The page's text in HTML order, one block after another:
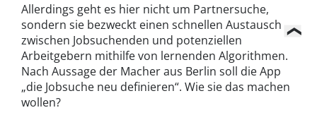
Allerdings geht es hier nicht um Partnersuche,
sondern sie bezweckt einen schnellen Austausch
zwischen Jobsuchenden und potenziellen
Arbeitgebern mithilfe von lernenden Algorithmen.
Nach Aussage der Macher aus Berlin soll die App
„die Jobsuche neu definieren“. Wie sie das machen
wollen?